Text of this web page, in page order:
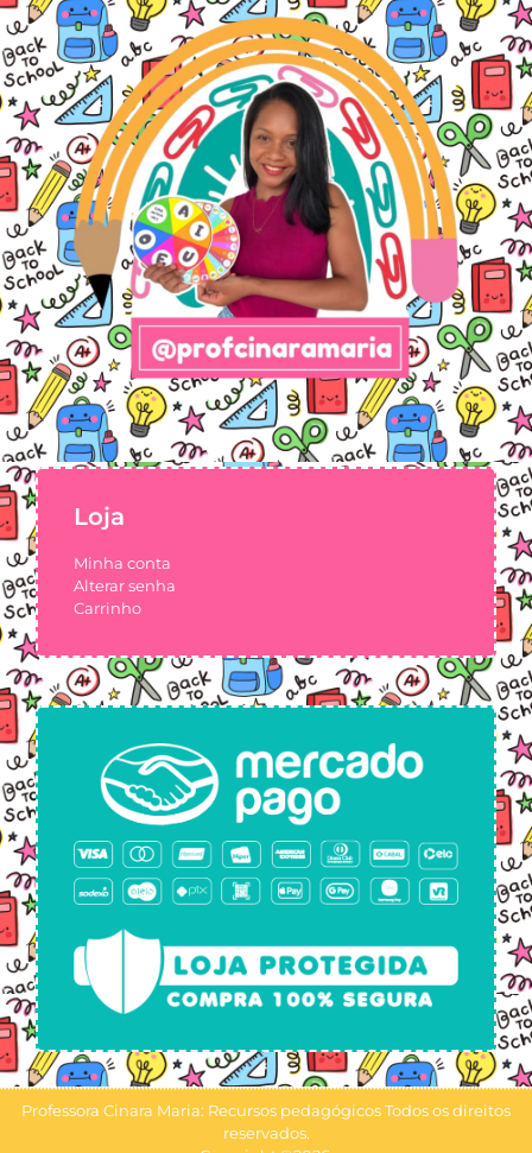
Loja
Minha conta
Alterar senha
Carrinho
Professora Cinara Maria: Recursos pedagógicos Todos os direitos
reservados.